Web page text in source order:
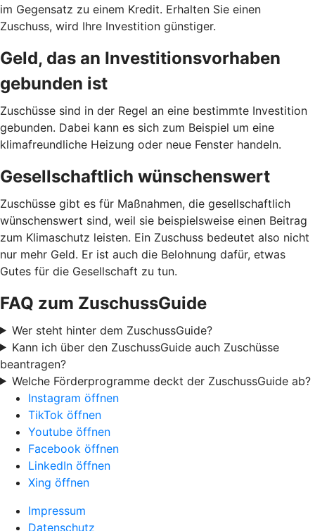
im Gegensatz zu einem Kredit. Erhalten Sie einen
Zuschuss, wird Ihre Investition günstiger.
Geld, das an Investitionsvorhaben
gebunden ist
Zuschüsse sind in der Regel an eine bestimmte Investition
gebunden. Dabei kann es sich zum Beispiel um eine
klimafreundliche Heizung oder neue Fenster handeln.
Gesellschaftlich wünschenswert
Zuschüsse gibt es für Maßnahmen, die gesellschaftlich
wünschenswert sind, weil sie beispielsweise einen Beitrag
zum Klimaschutz leisten. Ein Zuschuss bedeutet also nicht
nur mehr Geld. Er ist auch die Belohnung dafür, etwas
Gutes für die Gesellschaft zu tun.
FAQ zum ZuschussGuide
Wer steht hinter dem ZuschussGuide?
Kann ich über den ZuschussGuide auch Zuschüsse
beantragen?
Welche Förderprogramme deckt der ZuschussGuide ab?
Instagram öffnen
TikTok öffnen
Youtube öffnen
Facebook öffnen
LinkedIn öffnen
Xing öffnen
Impressum
Datenschutz